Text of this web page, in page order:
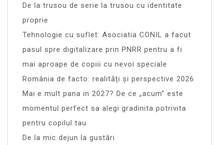
De la trusou de serie la trusou cu identitate
proprie
Tehnologie cu suflet: Asociatia CONIL a facut
pasul spre digitalizare prin PNRR pentru a fi
mai aproape de copiii cu nevoi speciale
România de facto: realități și perspective 2026
Mai e mult pana in 2027? De ce „acum” este
momentul perfect sa alegi gradinita potrivita
pentru copilul tau
De la mic dejun la gustări